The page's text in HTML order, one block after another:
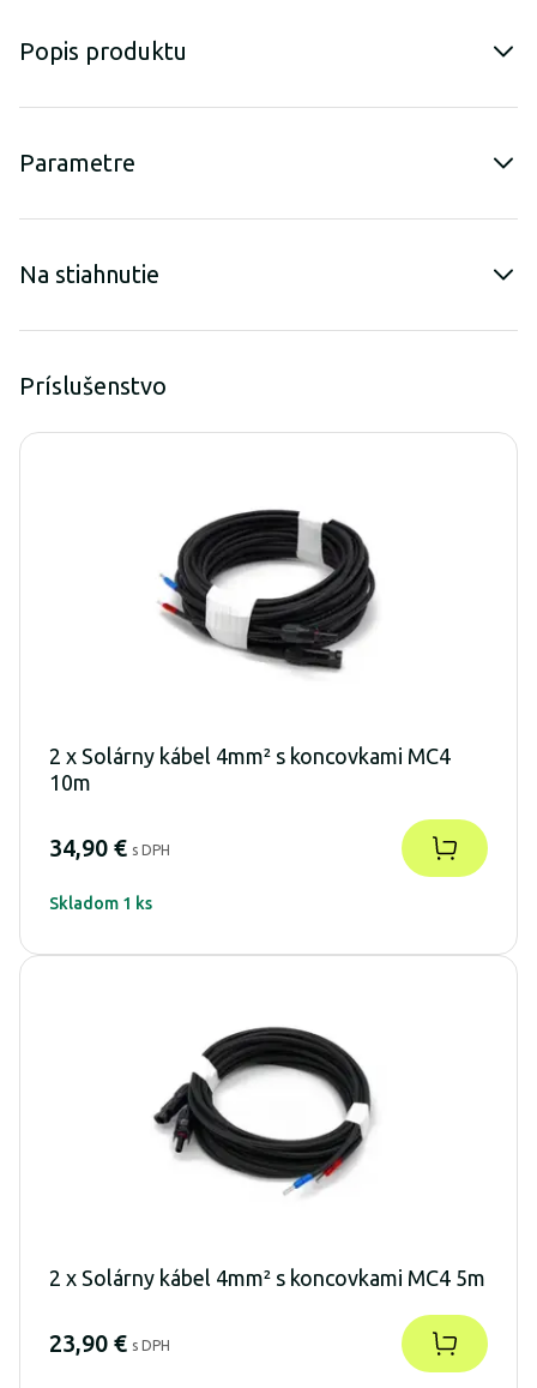
Popis produktu
Parametre
Na stiahnutie
Príslušenstvo
2 x Solárny kábel 4mm² s koncovkami MC4
10m
34,90 € s DPH
Skladom 1 ks
2 x Solárny kábel 4mm² s koncovkami MC4 5m
23,90 € s DPH